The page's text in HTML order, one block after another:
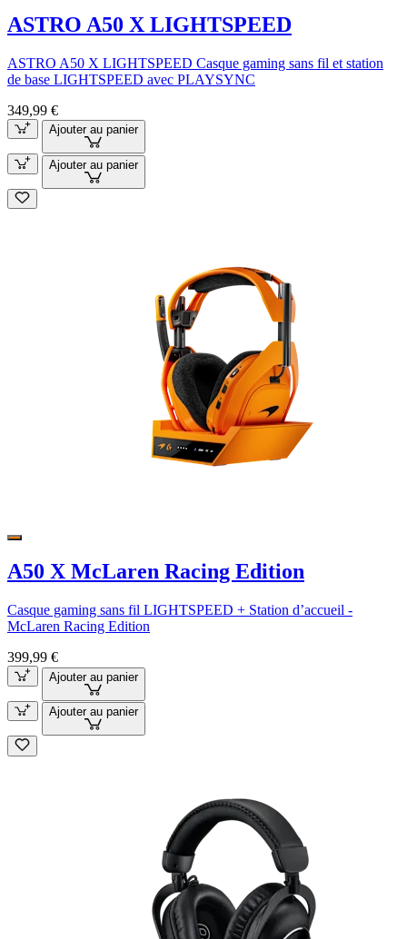
ASTRO A50 X LIGHTSPEED
ASTRO A50 X LIGHTSPEED Casque gaming sans fil et station
de base LIGHTSPEED avec PLAYSYNC
349,99 €
Ajouter au panier
Ajouter au panier
A50 X McLaren Racing Edition
Casque gaming sans fil LIGHTSPEED + Station d’accueil -
McLaren Racing Edition
399,99 €
Ajouter au panier
Ajouter au panier